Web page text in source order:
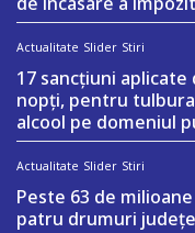
Actualitate Slider Stiri
17 sancțiuni aplicate
nopți, pentru
alcool pe domeniul
Actualitate Slider Stiri
Peste 63 de
patru drumuri